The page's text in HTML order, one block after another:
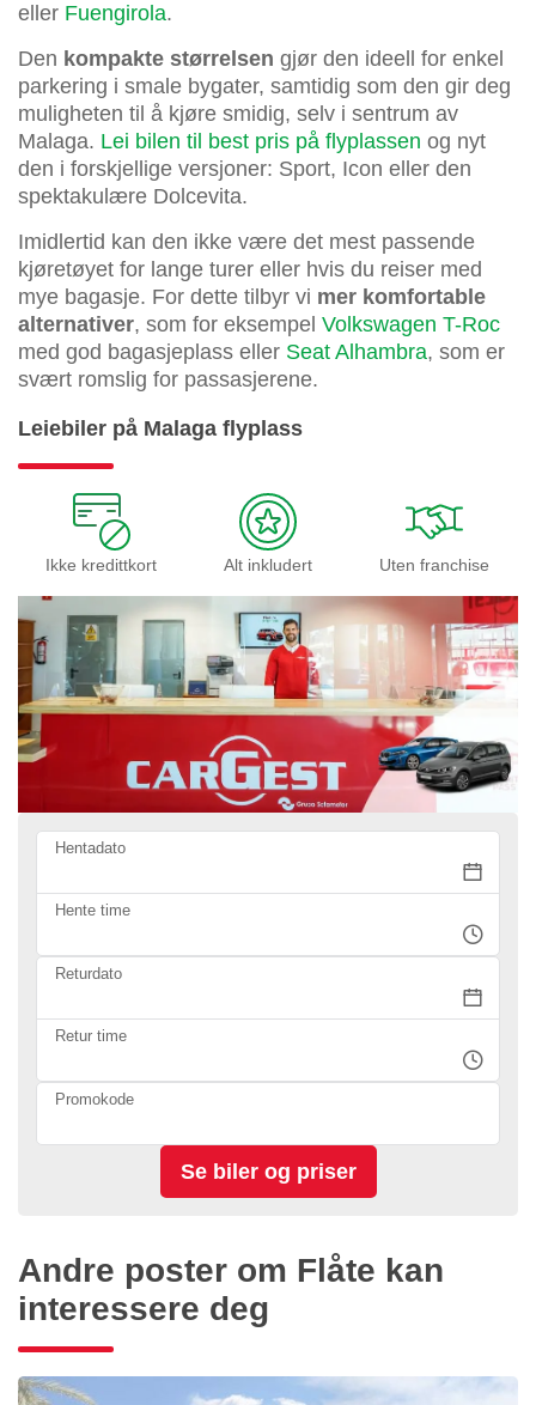
eller Fuengirola.
Den kompakte størrelsen gjør den ideell for enkel
parkering i smale bygater, samtidig som den gir deg
muligheten til å kjøre smidig, selv i sentrum av
Malaga. Lei bilen til best pris på flyplassen og nyt
den i forskjellige versjoner: Sport, Icon eller den
spektakulære Dolcevita.
Imidlertid kan den ikke være det mest passende
kjøretøyet for lange turer eller hvis du reiser med
mye bagasje. For dette tilbyr vi mer komfortable
alternativer, som for eksempel Volkswagen T-Roc
med god bagasjeplass eller Seat Alhambra, som er
svært romslig for passasjerene.
Leiebiler på Malaga flyplass
Ikke kredittkort Alt inkludert Uten franchise
Hentadato
Hente time
Returdato
Retur time
Promokode
Andre poster om Flåte kan
interessere deg